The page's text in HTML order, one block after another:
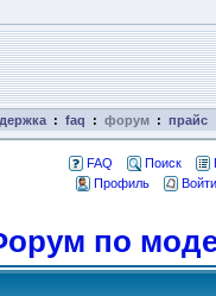
: faq : форум : прайс
FAQ Поиск
Профиль
по